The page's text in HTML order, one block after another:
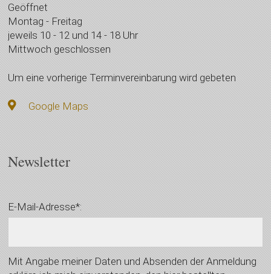
Geöffnet
Montag - Freitag
jeweils 10 - 12 und 14 - 18 Uhr
Mittwoch geschlossen
Um eine vorherige Terminvereinbarung wird gebeten
Google Maps
Newsletter
E-Mail-Adresse*:
Mit Angabe meiner Daten und Absenden der Anmeldung